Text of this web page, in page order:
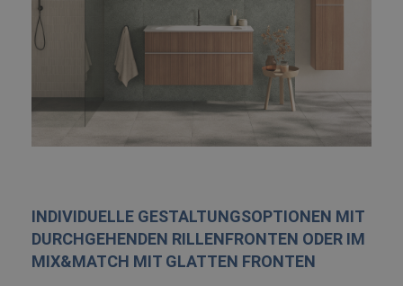
INDIVIDUELLE GESTALTUNGSOPTIONEN MIT
DURCHGEHENDEN RILLENFRONTEN ODER IM
MIX&MATCH MIT GLATTEN FRONTEN